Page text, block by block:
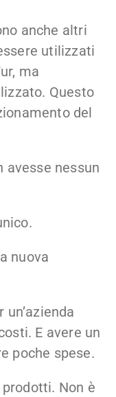
anche altri
utilizzati
ma
Questo
del
avesse nessun
nuova
E avere un
poche spese.
Non è